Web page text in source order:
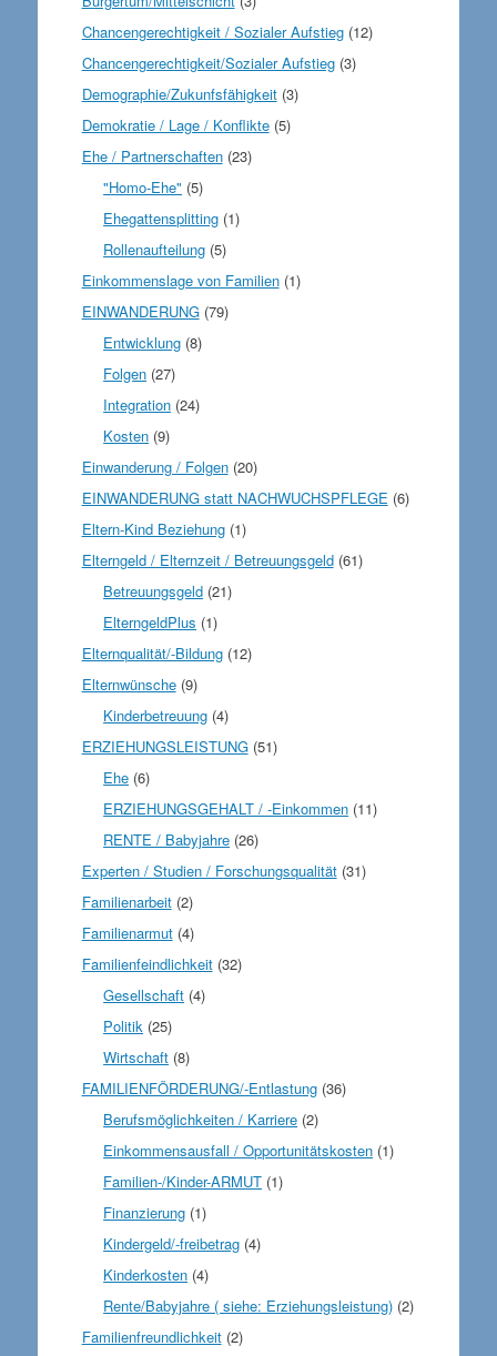
Chancengerechtigkeit / Sozialer Aufstieg(12)
Chancengerechtigkeit/Sozialer Aufstieg(3)
Demographie/Zukunfsfähigkeit(3)
Demokratie / Lage / Konflikte(5)
Ehe / Partnerschaften(23)
"Homo-Ehe" (5)
Ehegattensplitting (1)
Rollenaufteilung (5)
Einkommenslage von Familien(1)
EINWANDERUNG(79)
Entwicklung (8)
Folgen (27)
Integration (24)
Kosten (9)
Einwanderung / Folgen(20)
EINWANDERUNG statt NACHWUCHSPFLEGE (6)
Eltern-Kind Beziehung(1)
Elterngeld / Elternzeit / Betreuungsgeld(61)
Betreuungsgeld (21)
ElterngeldPlus (1)
Elternqualität/-Bildung(12)
Elternwünsche(9)
Kinderbetreuung (4)
ERZIEHUNGSLEISTUNG(51)
Ehe (6)
ERZIEHUNGSGEHALT / -Einkommen (11)
RENTE / Babyjahre (26)
Experten / Studien / Forschungsqualität(31)
Familienarbeit(2)
Familienarmut(4)
Familienfeindlichkeit(32)
Gesellschaft (4)
Politik (25)
Wirtschaft (8)
FAMILIENFÖRDERUNG/-Entlastung(36)
Berufsmöglichkeiten / Karriere (2)
Einkommensausfall / Opportunitätskosten (1)
Familien-/Kinder-ARMUT (1)
Finanzierung (1)
Kindergeld/-freibetrag (4)
Kinderkosten (4)
Rente/Babyjahre ( siehe: Erziehungsleistung) (2)
Familienfreundlichkeit(2)